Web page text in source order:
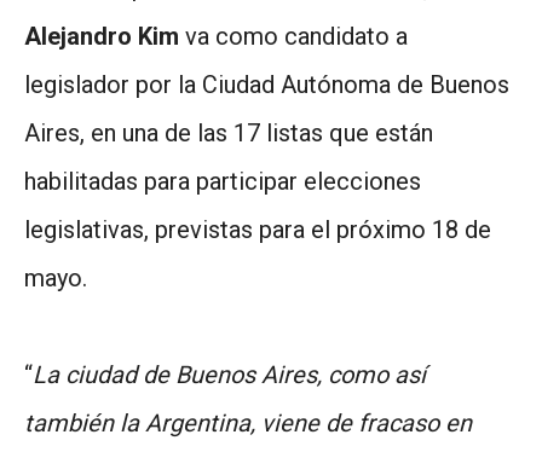
Alejandro Kim va como candidato a
legislador por la Ciudad Autónoma de Buenos
Aires, en una de las 17 listas que están
habilitadas para participar elecciones
legislativas, previstas para el próximo 18 de
mayo.
“La ciudad de Buenos Aires, como así
también la Argentina, viene de fracaso en